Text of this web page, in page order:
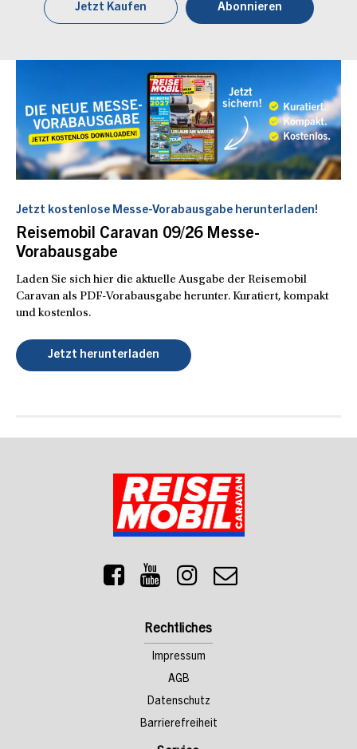
Jetzt Kaufen Abonnieren
Jetzt kostenlose Messe-Vorabausgabe herunterladen!
Reisemobil Caravan 09/26 Messe-
Vorabausgabe
Laden Sie sich hier die aktuelle Ausgabe der Reisemobil
Caravan als PDF-Vorabausgabe herunter. Kuratiert, kompakt
und kostenlos.
Jetzt herunterladen
Rechtliches
Impressum
AGB
Datenschutz
Barrierefreiheit